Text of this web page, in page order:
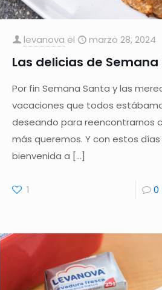
levanova el marzo 28, 2024
Las delicias de
Por fin Semana Santa y las
vacaciones que todos
deseando para reencontrarnos
más queremos. Y con estos
bienvenida a […]
1 0